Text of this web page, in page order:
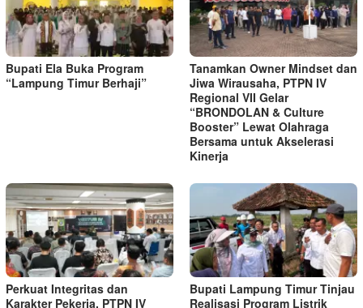
Bupati Ela Buka Program
“Lampung Timur Berhaji”
Tanamkan Owner Mindset dan
Jiwa Wirausaha, PTPN IV
Regional VII Gelar
“BRONDOLAN & Culture
Booster” Lewat Olahraga
Bersama untuk Akselerasi
Kinerja
Perkuat Integritas dan
Karakter Pekerja, PTPN IV
Bupati Lampung Timur Tinjau
Realisasi Program Listrik